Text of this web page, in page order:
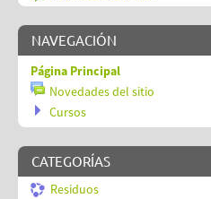
NAVEGACIÓN
Página Principal
Novedades del sitio
Cursos
CATEGORÍAS
Residuos